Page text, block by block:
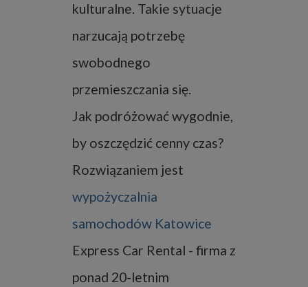
kulturalne. Takie sytuacje
narzucają potrzebę
swobodnego
przemieszczania się.
Jak podróżować wygodnie,
by oszczędzić cenny czas?
Rozwiązaniem jest
wypożyczalnia
samochodów Katowice
Express Car Rental - firma z
ponad 20-letnim